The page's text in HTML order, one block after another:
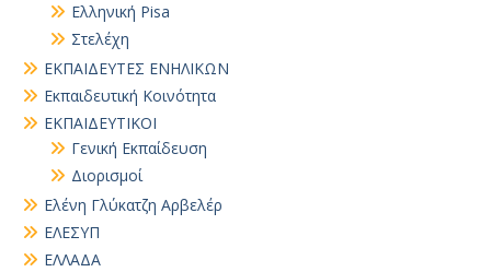
Ελληνική Pisa
Στελέχη
ΕΚΠΑΙΔΕΥΤΕΣ ΕΝΗΛΙΚΩΝ
Εκπαιδευτική Κοινότητα
ΕΚΠΑΙΔΕΥΤΙΚΟΙ
Γενική Εκπαίδευση
Διορισμοί
Ελένη Γλύκατζη Αρβελέρ
ΕΛΕΣΥΠ
ΕΛΛΑΔΑ